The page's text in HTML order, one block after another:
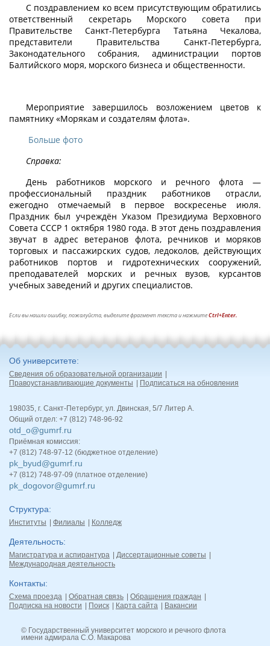
С поздравлением ко всем присутствующим обратились
ответственный секретарь Морского совета при
Правительстве Санкт-Петербурга Татьяна Чекалова,
представители Правительства Санкт-Петербурга,
Законодательного собрания, администрации портов
Балтийского моря, морского бизнеса и общественности.
Мероприятие завершилось возложением цветов к
памятнику «Морякам и создателям флота».
Больше фото
Справка:
День работников морского и речного флота —
профессиональный праздник работников отрасли,
ежегодно отмечаемый в первое воскресенье июля.
Праздник был учреждён Указом Президиума Верховного
Совета СССР 1 октября 1980 года. В этот день поздравления
звучат в адрес ветеранов флота, речников и моряков
торговых и пассажирских судов, ледоколов, действующих
работников портов и гидротехнических сооружений,
преподавателей морских и речных вузов, курсантов
учебных заведений и других специалистов.
Если вы нашли ошибку, пожалуйста, выделите фрагмент текста и нажмитеCtrl+Enter.
Об университете
Сведения об образовательной организации
Правоустанавливающие документы
Подписаться на обновления
198035, г. Санкт-Петербург, ул. Двинская, 5/7 Литер А.
Общий отдел: +7 (812) 748-96-92
otd_o@gumrf.ru
Приёмная комиссия:
+7 (812) 748-97-12 (бюджетное отделение)
pk_byud@gumrf.ru
+7 (812) 748-97-09 (платное отделение)
pk_dogovor@gumrf.ru
Структура
Институты Филиалы Колледж
Деятельность
Магистратура и аспирантура
Диссертационные советы
Международная деятельность
Контакты
Схема проезда Обратная связь
Обращения граждан
Подписка на новости
Поиск Карта сайта Вакансии
© Государственный университет морского и речного флота
имени адмирала С.О. Макарова